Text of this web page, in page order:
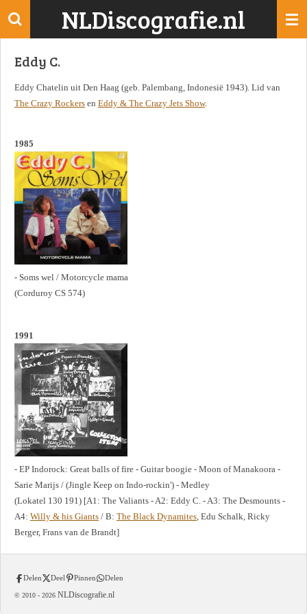
Ga
de
NLDiscografie.nl
Eddy C.
Eddy Chatelin uit Den Haag (geb. Palembang, Indonesië 1943). Lid van
The Crazy Rockers en Eddy & The Crazy Jets Show.
1985
- Soms wel / Motorcycle mama
(Corduroy CS 574)
1991
- EP Indorock: Great balls of fire - Guitar boogie - Moon of Manakoora -
Sarie Marijs / (Jingle Keep on Indo-rockin') - Medley
(Lokatel 130 191) [A1: The Valiants - A2: Eddy C. - A3: The Desmounts -
A4: Willy & his Giants / B: The Black Dynamites, Edu Schalk, Ricky
Berger, Frans van de Brandt]
Delen Deel Pinnen Delen
© 2010 - 2026 NLDiscografie.nl